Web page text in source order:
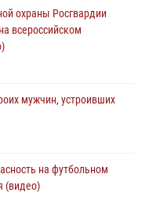
охраны Росгвардии
всероссийском
мужчин, устроивших
на футбольном
(видео)